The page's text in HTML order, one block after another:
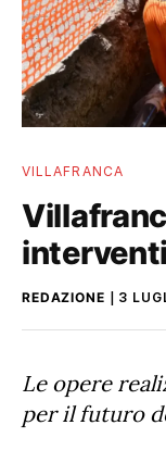
VILLAFRANCA
REDAZIONE 3
Le opere
per il futuro